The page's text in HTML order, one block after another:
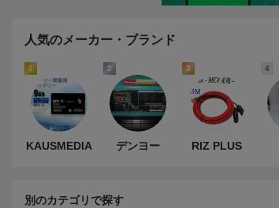
人気のメーカー・ブランド
1
KAUSMEDIA
2
デンヨー
3
RIZ PLUS
4
別のカテゴリで探す